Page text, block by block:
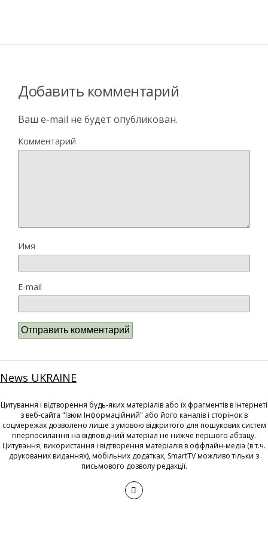
Добавить комментарий
Ваш e-mail не будет опубликован.
Комментарий
Имя
E-mail
News UKRAINE
Цитування і відтворення будь-яких матеріалів або їх фрагментів в Інтернеті
з веб-сайта "Ізюм Інформаційний" або його каналів і сторінок в
соцмережах дозволено лише з умовою відкритого для пошукових систем
гіперпосилання на відповідний матеріал не нижче першого абзацу.
Цитування, використання і відтворення матеріалів в оффлайн-медіа (в т.ч.
друкованих виданнях), мобільних додатках, SmartTV можливо тільки з
письмового дозволу редакції.